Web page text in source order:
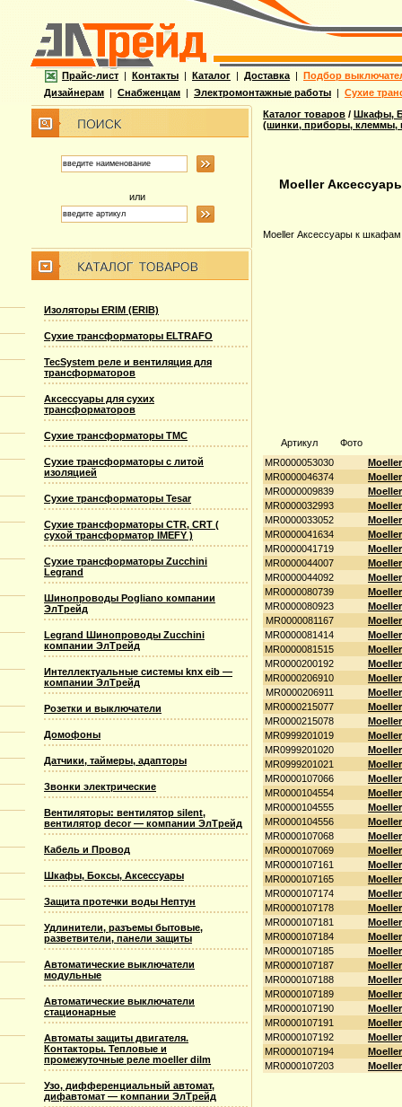
Прайс-лист | Контакты | Каталог | Доставка | Подбор
Дизайнерам | Снабженцам | Электромонтажные работы | Сухие
или
Изоляторы ERIM (ERIB)
Сухие трансформаторы ELTRAFO
TecSystem реле и вентиляция для
трансформаторов
Аксессуары для сухих
трансформаторов
Сухие трансформаторы TMC
Сухие трансформаторы с литой
изоляцией
Сухие трансформаторы Tesar
Сухие трансформаторы CTR, CRT (
сухой трансформатор IMEFY )
Сухие трансформаторы Zucchini
Legrand
Шинопроводы Pogliano компании
ЭлТрейд
Legrand Шинопроводы Zucchini
компании ЭлТрейд
Интеллектуальные системы knx eib —
компании ЭлТрейд
Розетки и выключатели
Домофоны
Датчики, таймеры, адапторы
Звонки электрические
Вентиляторы: вентилятор silent,
вентилятор decor — компании ЭлТрейд
Кабель и Провод
Шкафы, Боксы, Аксессуары
Защита протечки воды Нептун
Удлинители, разъемы бытовые,
разветвители, панели защиты
Автоматические выключатели
модульные
Автоматические выключатели
стационарные
Автоматы защиты двигателя.
Контакторы. Тепловые и
промежуточные реле moeller dilm
Узо, дифференциальный автомат,
дифавтомат — компании ЭлТрейд
Каталог товаров / Шкафы,
(шинки, приборы, клеммы,
Moeller
Moeller Аксессуары к
Артикул
Фото
MR0000053030
MR0000046374
MR0000009839
MR0000032993
MR0000033052
MR0000041634
MR0000041719
MR0000044007
MR0000044092
MR0000080739
MR0000080923
MR0000081167
MR0000081414
MR0000081515
MR0000200192
MR0000206910
MR0000206911
MR0000215077
MR0000215078
MR0999201019
MR0999201020
MR0999201021
MR0000107066
MR0000104554
MR0000104555
MR0000104556
MR0000107068
MR0000107069
MR0000107161
MR0000107165
MR0000107174
MR0000107178
MR0000107181
MR0000107184
MR0000107185
MR0000107187
MR0000107188
MR0000107189
MR0000107190
MR0000107191
MR0000107192
MR0000107194
MR0000107203